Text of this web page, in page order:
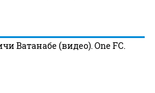
Ватанабе (видео). One FC.